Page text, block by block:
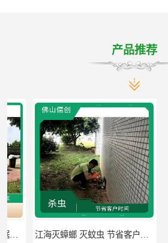
产品推荐
江海灭蟑螂 灭蚊虫 节省客户时间